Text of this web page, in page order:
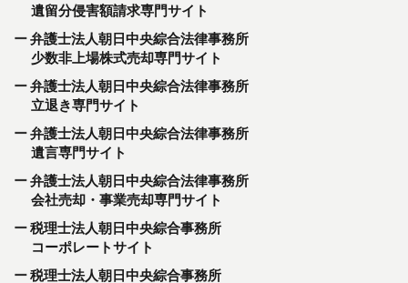
遺留分侵害額請求専門サイト
弁護士法人朝日中央綜合法律事務所
少数非上場株式売却専門サイト
弁護士法人朝日中央綜合法律事務所
立退き専門サイト
弁護士法人朝日中央綜合法律事務所
遺言専門サイト
弁護士法人朝日中央綜合法律事務所
会社売却・事業売却専門サイト
税理士法人朝日中央綜合事務所
コーポレートサイト
税理士法人朝日中央綜合事務所